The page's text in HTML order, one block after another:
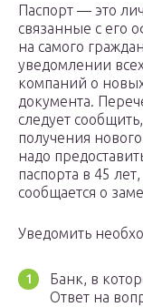
Паспорт — это
связанные с его
на самого
уведомлении
компаний о
документа.
следует
получения
надо
паспорта в 45
сообщается о
Уведомить
Банк, в
Ответ на